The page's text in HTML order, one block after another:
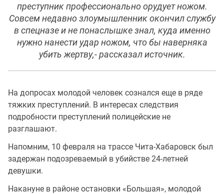
преступник профессионально орудует ножом.
Совсем недавно злоумышленник окончил службу
в спецназе и не понаслышке знал, куда именно
нужно нанести удар ножом, что бы наверняка
убить жертву,- рассказал источник.
На допросах молодой человек сознался еще в ряде
тяжких преступлений. В интересах следствия
подробности преступлений полицейские не
разглашают.
Напомним, 10 февраля на трассе Чита-Хабаровск был
задержан подозреваемый в убийстве 24-летней
девушки.
Накануне в районе остановки «Большая», молодой